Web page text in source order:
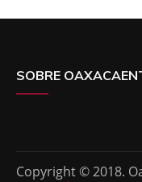
SOBRE
Copyright © 2018.